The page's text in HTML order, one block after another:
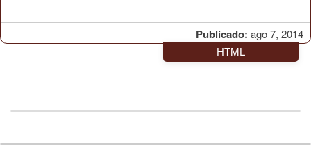
Publicado: ago 7, 2014
HTML